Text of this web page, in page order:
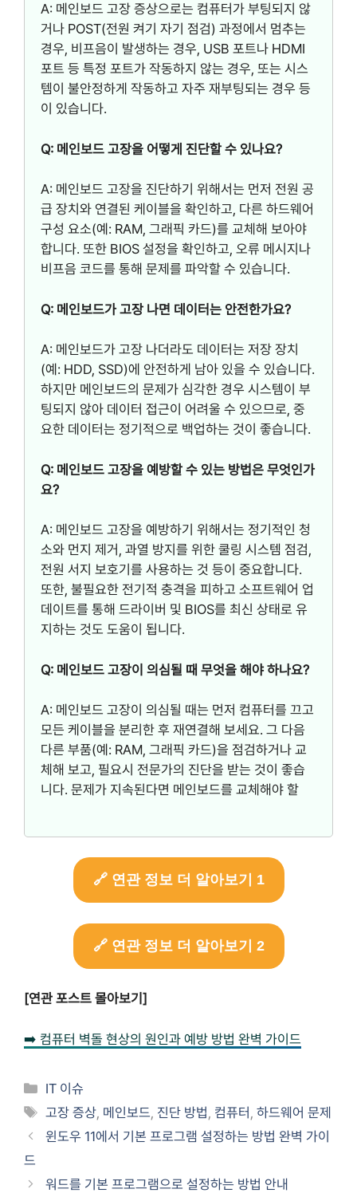
A: 메인보드 고장 증상으로는 컴퓨터가 부팅되지 않
거나 POST(전원 켜기 자기 점검) 과정에서 멈추는
경우, 비프음이 발생하는 경우, USB 포트나 HDMI
포트 등 특정 포트가 작동하지 않는 경우, 또는 시스
템이 불안정하게 작동하고 자주 재부팅되는 경우 등
이 있습니다.
Q: 메인보드 고장을 어떻게 진단할 수 있나요?
A: 메인보드 고장을 진단하기 위해서는 먼저 전원 공
급 장치와 연결된 케이블을 확인하고, 다른 하드웨어
구성 요소(예: RAM, 그래픽 카드)를 교체해 보아야
합니다. 또한 BIOS 설정을 확인하고, 오류 메시지나
비프음 코드를 통해 문제를 파악할 수 있습니다.
Q: 메인보드가 고장 나면 데이터는 안전한가요?
A: 메인보드가 고장 나더라도 데이터는 저장 장치
(예: HDD, SSD)에 안전하게 남아 있을 수 있습니다.
하지만 메인보드의 문제가 심각한 경우 시스템이 부
팅되지 않아 데이터 접근이 어려울 수 있으므로, 중
요한 데이터는 정기적으로 백업하는 것이 좋습니다.
Q: 메인보드 고장을 예방할 수 있는 방법은 무엇인가
요?
A: 메인보드 고장을 예방하기 위해서는 정기적인 청
소와 먼지 제거, 과열 방지를 위한 쿨링 시스템 점검,
전원 서지 보호기를 사용하는 것 등이 중요합니다.
또한, 불필요한 전기적 충격을 피하고 소프트웨어 업
데이트를 통해 드라이버 및 BIOS를 최신 상태로 유
지하는 것도 도움이 됩니다.
Q: 메인보드 고장이 의심될 때 무엇을 해야 하나요?
A: 메인보드 고장이 의심될 때는 먼저 컴퓨터를 끄고
모든 케이블을 분리한 후 재연결해 보세요. 그 다음
다른 부품(예: RAM, 그래픽 카드)을 점검하거나 교
체해 보고, 필요시 전문가의 진단을 받는 것이 좋습
니다. 문제가 지속된다면 메인보드를 교체해야 할
🔗 연관 정보 더 알아보기 1
🔗 연관 정보 더 알아보기 2
[연관 포스트 몰아보기]
➡️ 컴퓨터 벽돌 현상의 원인과 예방 방법 완벽 가이드
카
테
리
IT 이슈
태
그
고장 증상 메인보드 진단 방법 컴퓨터 ,하드웨어 문제
윈도우 11에서 기본 프로그램 설정하는 방법 완벽 가이
드
워드를 기본 프로그램으로 설정하는 방법 안내